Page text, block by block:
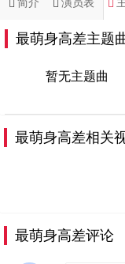
最萌身高差主题
暂无主题曲
最萌身高差相关
最萌身高差评论